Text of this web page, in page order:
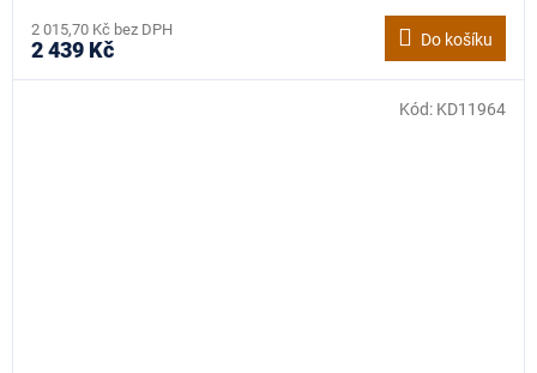
2 015,70 Kč bez DPH
2 439 Kč Do košíku
Kód: KD11964